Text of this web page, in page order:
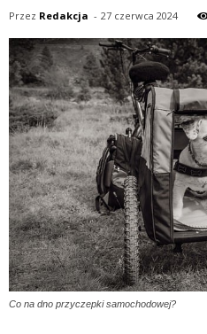
Przez Redakcja - 27 czerwca 2024
Co na dno przyczepki samochodowej?